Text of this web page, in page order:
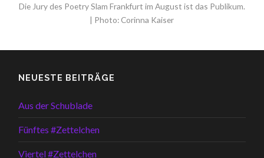
Die Jury des Poetry Slam Frankfurt im August ist das Publikum.
| Photo: Corinna Kaiser
NEUESTE BEITRÄGE
Aus der Schublade
Fünftes #Zettelchen
Viertel #Zettelchen